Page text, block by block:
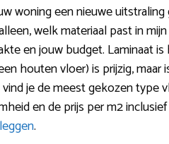
woning een nieuwe
welk materiaal past in
en jouw budget. Laminaat
houten vloer) is prijzig,
je de meest gekozen type
en de prijs per m2
.